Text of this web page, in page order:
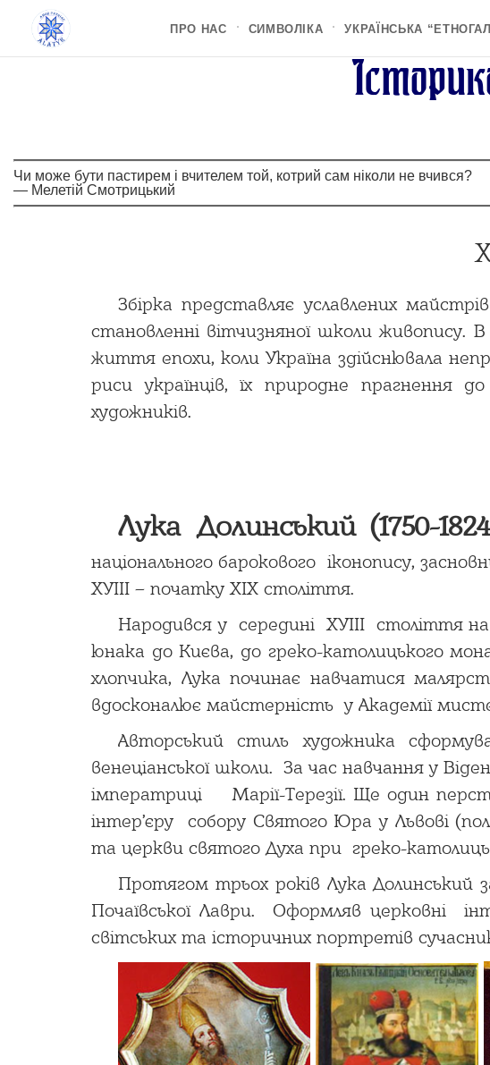
ПРО НАС СИМВОЛІКА УКРАЇНСЬКА
Чи може бути пастирем і вчителем той, котрий сам ніколи не вчився?
— Мелетій Смотрицький
Збірка представляє уславлених
становленні вітчизняної школи живопису.
життя епохи, коли Україна здійснювала
риси українців, їх природне прагнення
художників.
Лука Долинський (1750-
національного барокового іконопису,
ХУІІІ – початку ХІХ століття.
Народився у середині ХУІІІ століття
юнака до Києва, до греко-католицького
хлопчика, Лука починає навчатися
вдосконалює майстерність у Академії
Авторський стиль художника
венеціанської школи. За час навчання у
імператриці Марії-Терезії. Ще один
інтер’єру собору Святого Юра у Львові
та церкви святого Духа при греко-
Протягом трьох років Лука Долинський
Почаївської Лаври. Оформляв церковні
світських та історичних портретів